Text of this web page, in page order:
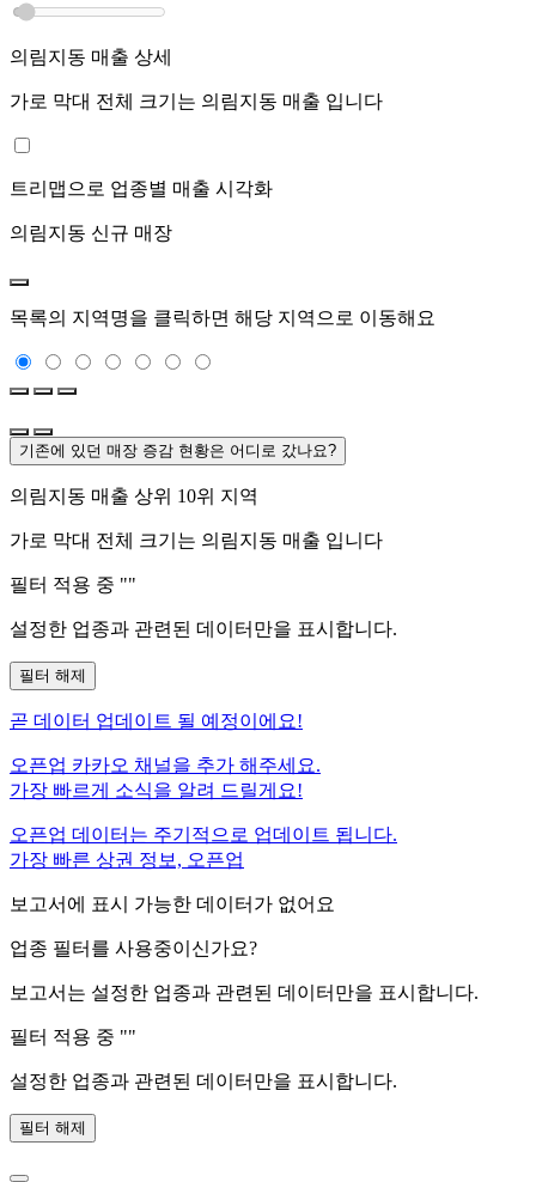
의림지동 매출 상세
가로 막대 전체 크기는 의림지동 매출 입니다
트리맵으로 업종별 매출 시각화
의림지동 신규 매장
목록의 지역명을 클릭하면 해당 지역으로 이동해요
기존에 있던 매장 증감 현황은 어디로 갔나요?
의림지동 매출 상위 10위 지역
가로 막대 전체 크기는 의림지동 매출 입니다
필터 적용 중 ""
설정한 업종과 관련된 데이터만을 표시합니다.
필터 해제
곧 데이터 업데이트 될 예정이에요!
오픈업 카카오 채널을 추가 해주세요.
가장 빠르게 소식을 알려 드릴게요!
오픈업 데이터는 주기적으로 업데이트 됩니다.
가장 빠른 상권 정보, 오픈업
보고서에 표시 가능한 데이터가 없어요
업종 필터를 사용중이신가요?
보고서는 설정한 업종과 관련된 데이터만을 표시합니다.
필터 적용 중 ""
설정한 업종과 관련된 데이터만을 표시합니다.
필터 해제